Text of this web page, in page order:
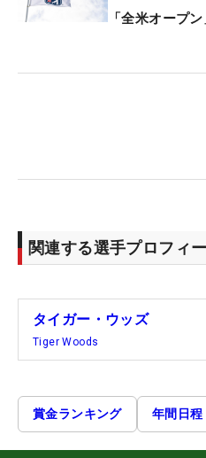
「全米オープ
関連する選手プロフィ
タイガー・ウッズ
Tiger Woods
賞金ランキング 年間日程